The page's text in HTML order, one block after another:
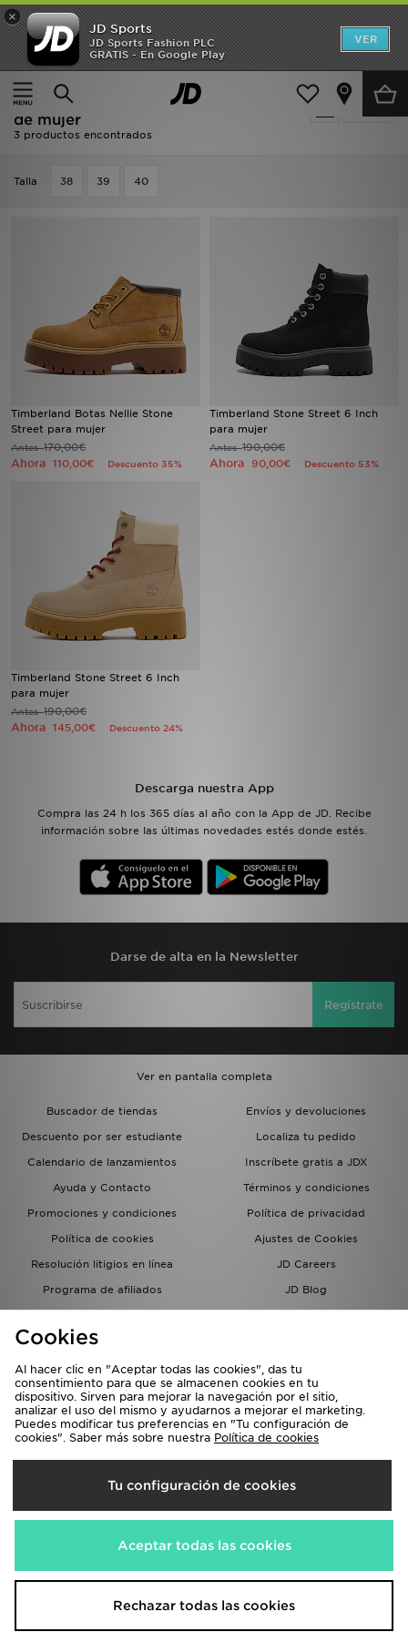
×
JD Sports
JD Sports Fashion PLC
GRATIS - En Google Play
VER
Página principal
Mujer Calzado de mujer
Oferta | Mujer - Timberland Calzado
de mujer
3 productos encontrados
Talla 38 39 40
Timberland Botas Nellie Stone
Street para mujer
Antes170,00€
Ahora 110,00€ Descuento 35%
Timberland Stone Street 6 Inch
para mujer
Antes190,00€
Ahora 90,00€ Descuento 53%
Timberland Stone Street 6 Inch
para mujer
Antes190,00€
Ahora 145,00€ Descuento 24%
Descarga nuestra App
Compra las 24 h los 365 días al año con la App de JD. Recibe
información sobre las últimas novedades estés donde estés.
Darse de alta en la Newsletter
Regístrate
Ver en pantalla completa
Buscador de tiendas
Envíos y devoluciones
Descuento por ser estudiante
Localiza tu pedido
Calendario de lanzamientos
Inscríbete gratis a JDX
Ayuda y Contacto
Términos y condiciones
Promociones y condiciones
Política de privacidad
Política de cookies
Ajustes de Cookies
Resolución litigios en línea
JD Careers
Programa de afiliados
JD Blog
del grupo JD - Whistleblowing
Selecciona País
España
Aceptamos las siguientes formas de pago
Visita nuestra página corporativa enwww.jdplc.com
Hombre
Mujer
Niños
Deportes & Fitness
JD Fútbol
Ofertas
TARJETA REGALO
MI JD
Cookies
Al hacer clic en "Aceptar todas las cookies", das tu
consentimiento para que se almacenen cookies en tu
dispositivo. Sirven para mejorar la navegación por el sitio,
analizar el uso del mismo y ayudarnos a mejorar el marketing.
Puedes modificar tus preferencias en "Tu configuración de
cookies". Saber más sobre nuestra Política de cookies
Tu configuración de cookies
Aceptar todas las cookies
Rechazar todas las cookies